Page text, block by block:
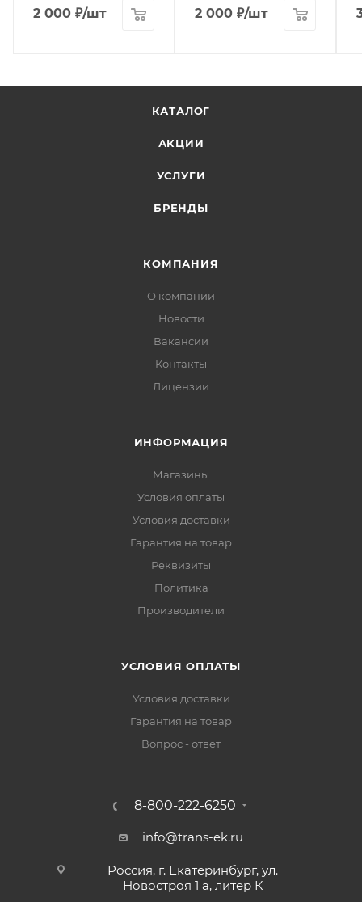
2 000 ₽/шт 2 000 ₽/шт
КАТАЛОГ
АКЦИИ
УСЛУГИ
БРЕНДЫ
КОМПАНИЯ
О компании
Новости
Вакансии
Контакты
Лицензии
ИНФОРМАЦИЯ
Магазины
Условия оплаты
Условия доставки
Гарантия на товар
Реквизиты
Политика
Производители
УСЛОВИЯ ОПЛАТЫ
Условия доставки
Гарантия на товар
Вопрос - ответ
8-800-222-6250
info@trans-ek.ru
Россия, г. Екатеринбург, ул.
Новостроя 1 а, литер К